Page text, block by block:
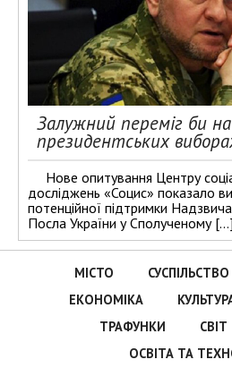
Залужний переміг би на
президентських
Нове опитування Центру
досліджень «Социс» показало
потенційної підтримки
Посла України у Сполученому […]
МІСТО СУСПІЛЬСТВО
ЕКОНОМІКА
ТРАФУНКИ
СВІТ
ОСВІТА ТА